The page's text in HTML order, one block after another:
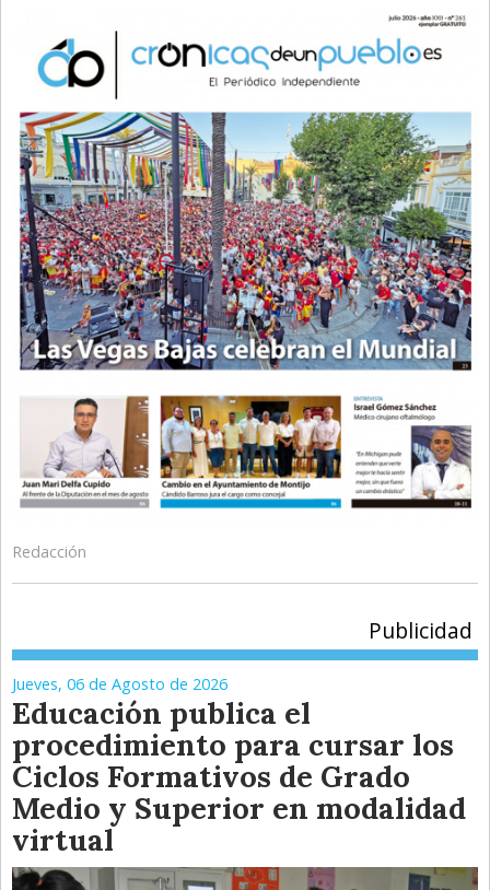
Redacción
Publicidad
Jueves, 06 de Agosto de 2026
Educación publica el
procedimiento para cursar los
Ciclos Formativos de Grado
Medio y Superior en modalidad
virtual